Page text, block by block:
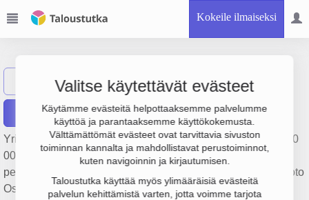
Kokeile ilmaiseksi
Valitse käytettävät evästeet
Käytämme evästeitä helpottaaksemme palvelumme
käyttöä ja parantaaksemme käyttökokemusta.
Välttämättömät evästeet ovat tarvittavia sivuston
toiminnan kannalta ja mahdollistavat perustoiminnot,
kuten navigoinnin ja kirjautumisen.
Taloustutka käyttää myös ylimääräisiä evästeitä
palvelun kehittämistä varten, jotta voimme tarjota
Näytä haku Vehviläinen Oy
Raportit
Yrityksen Vehviläinen Oy liikevaihto on 560 000 € ja tulos 40
000 €. Sen päätoimiala on Huonekalujen vähittäiskauppa,
perustamisvuosi 1978 ja sijainti Laukaa. Yrityksen yhtiömuoto
Osakeyhtiö (OY).